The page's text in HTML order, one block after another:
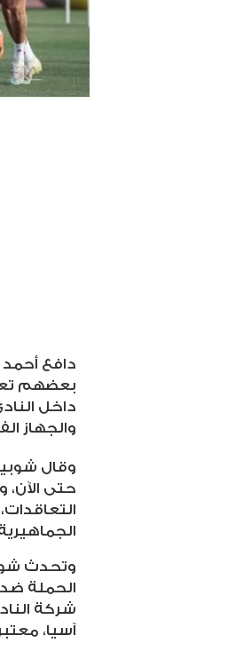
دافع
بعضهم
داخل
والجهاز
وقال
حتى
وتحدث
الحملة
شركة
آسيا،